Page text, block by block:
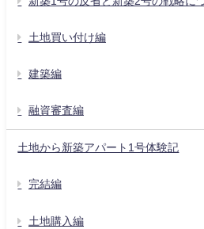
土地買い付け編
建築編
融資審査編
土地から新築アパート1号体験記
完結編
土地購入編